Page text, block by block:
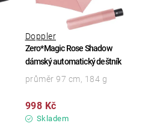
Zero*Magic Rose Shadow
dámský automatický deštník
Doppler
Skladem
998 Kč
průměr 97 cm, 184 g